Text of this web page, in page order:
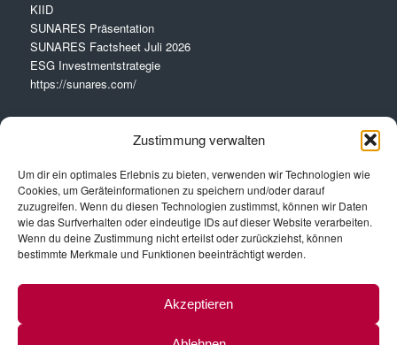
Zustimmung verwalten
Um dir ein optimales Erlebnis zu bieten, verwenden wir Technologien wie
Cookies, um Geräteinformationen zu speichern und/oder darauf
zuzugreifen. Wenn du diesen Technologien zustimmst, können wir Daten
wie das Surfverhalten oder eindeutige IDs auf dieser Website verarbeiten.
Wenn du deine Zustimmung nicht erteilst oder zurückziehst, können
bestimmte Merkmale und Funktionen beeinträchtigt werden.
Akzeptieren
KIID
SUNARES Präsentation
SUNARES Factsheet Juli 2026
ESG Investmentstrategie
https://sunares.com/
VERBINDE MIT LINKEDIN
Peter Mennel